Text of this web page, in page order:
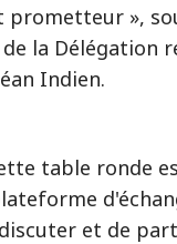
prometteur »,
la Délégation
Indien.
table ronde
et de